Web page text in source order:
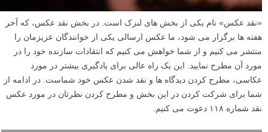
«نقد عکس» نام یکی از بخش های لنزک است. در بخش نقد عکس، که آخر
هفته ها برگزار می شود، ما عکس ارسالی یکی از خوانندگان عزیزمان را
منتشر می کنیم و از شما خواهش می کنیم که انتقادات سازنده خود را در
مورد آن مطرح نمایید. این یک راه عالی برای یادگیری بیشتر در مورد
عکاسی، مطرح کردن دیدگاه ها و نقد شدن عکس خود شماست. در ادامه از
شما برای شرکت کردن در این بخش و مطرح کردن نظرتان در مورد عکس
نقد شماره ۱۱۸ دعوت می کنیم.